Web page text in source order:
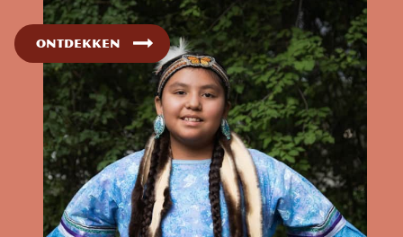
Ontdekken